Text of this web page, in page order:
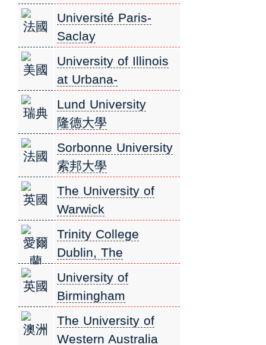
法國
Université Paris-
Saclay
巴黎-薩克雷大學
美國
University of Illinois
at Urbana-
Champaign 伊利諾大
學厄巴納-香檳分校
瑞典
Lund University
隆德大學
法國
Sorbonne University
索邦大學
英國
The University of
Warwick
華威商學院
愛爾
蘭
Trinity College
Dublin, The
University of Dublin
都柏林聖三一學院
英國
University of
Birmingham
伯明翰大學
澳洲
The University of
Western Australia